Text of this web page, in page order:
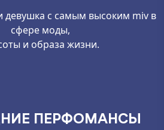
с самым высоким miv в
сфере моды,
и образа жизни.
ПЕРФОМАНСЫ